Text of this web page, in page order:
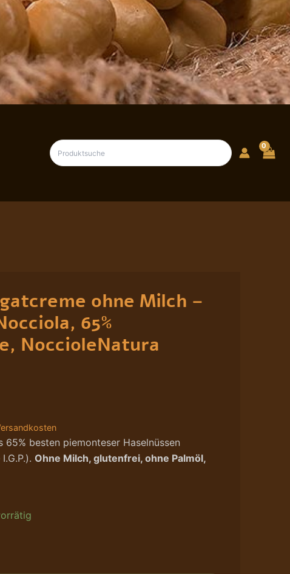
ohne Milch –
65%
NoccioleNatura
65% besten piemonteser Haselnüssen
Ohne Milch, glutenfrei, ohne Palmöl,